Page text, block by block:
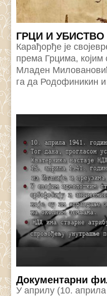
ГРЦИ И
Карађорђе је
према Грцима, којим
Младен
га да Родофиникин
Документарни
У априлу (10.